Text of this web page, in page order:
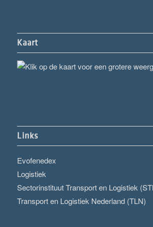
Kaart
Links
Evofenedex
Logistiek
Sectorinstituut Transport en Logistiek
Transport en Logistiek Nederland (TLN)